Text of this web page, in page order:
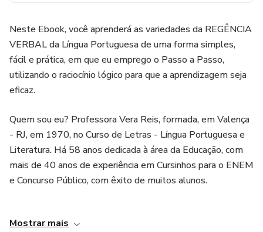
Neste Ebook, você aprenderá as variedades da REGÊNCIA
VERBAL da Língua Portuguesa de uma forma simples,
fácil e prática, em que eu emprego o Passo a Passo,
utilizando o raciocínio lógico para que a aprendizagem seja
eficaz.
Quem sou eu? Professora Vera Reis, formada, em Valença
- RJ, em 1970, no Curso de Letras - Língua Portuguesa e
Literatura. Há 58 anos dedicada à área da Educação, com
mais de 40 anos de experiência em Cursinhos para o ENEM
e Concurso Público, com êxito de muitos alunos.
importantes da Língua Portuguesa. Para que a
Mostrar mais